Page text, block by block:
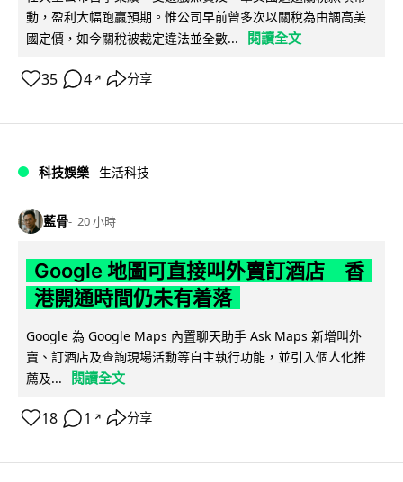
動，盈利大幅跑贏預期。惟公司早前曾多次以關稅為由調高美
國定價，如今關稅被裁定違法並全數...
閱讀全文
35 4 ↗ 分享
科技娛樂 生活科技
藍骨 20 小時
Google 地圖可直接叫外賣訂酒店 香
港開通時間仍未有着落
Google 為 Google Maps 內置聊天助手 Ask Maps 新增叫外
賣、訂酒店及查詢現場活動等自主執行功能，並引入個人化推
薦及...
閱讀全文
18 1 ↗ 分享